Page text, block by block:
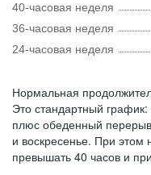
40-часовая неделя
36-часовая неделя
24-часовая неделя
Нормальная
Это стандартный
плюс обеденный
и воскресенье. При этом
превышать 40 часов и